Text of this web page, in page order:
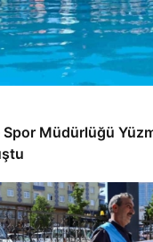
Spor Müdürlüğü